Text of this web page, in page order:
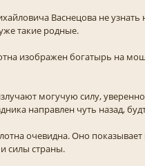
Васнецова не
такие родные.
изображен богатырь на
могучую силу,
направлен чуть назад,
очевидна. Оно показывает
силы страны.